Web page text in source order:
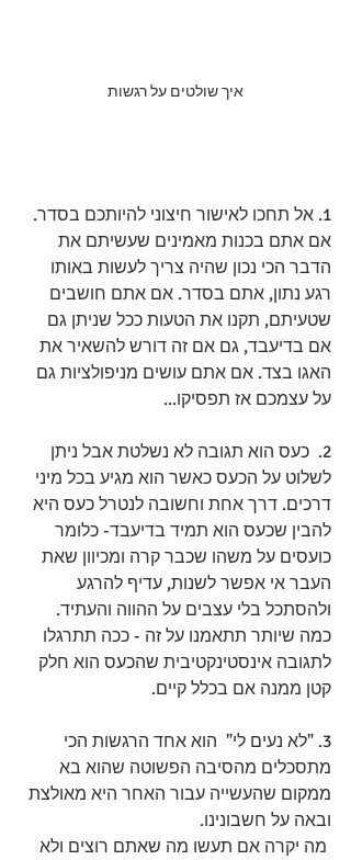
איך שולטים על רגשות
1. אל תחכו לאישור חיצוני להיותכם בסדר.
אם אתם בכנות מאמינים שעשיתם את
הדבר הכי נכון שהיה צריך לעשות באותו
רגע נתון, אתם בסדר. אם אתם חושבים
שטעיתם, תקנו את הטעות ככל שניתן גם
אם בדיעבד, גם אם זה דורש להשאיר את
האגו בצד. אם אתם עושים מניפולציות גם
על עצמכם אז תפסיקו...
2.  כעס הוא תגובה לא נשלטת אבל ניתן
לשלוט על הכעס כאשר הוא מגיע בכל מיני
דרכים. דרך אחת וחשובה לנטרל כעס היא
להבין שכעס הוא תמיד בדיעבד- כלומר
כועסים על משהו שכבר קרה ומכיוון שאת
העבר אי אפשר לשנות, עדיף להרגע
ולהסתכל בלי עצבים על ההווה והעתיד.
כמה שיותר תתאמנו על זה - ככה תתרגלו
לתגובה אינסטינקטיבית שהכעס הוא חלק
קטן ממנה אם בכלל קיים.
3. "לא נעים לי"  הוא אחד הרגשות הכי
מתסכלים מהסיבה הפשוטה שהוא בא
ממקום שהעשייה עבור האחר היא מאולצת
ובאה על חשבונינו.
מה יקרה אם תעשו מה שאתם רוצים ולא